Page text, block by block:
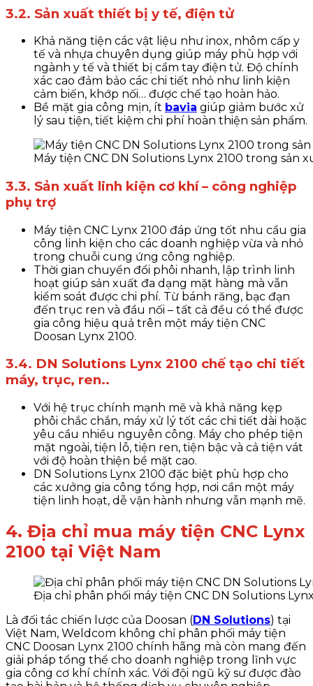
3.2. Sản xuất thiết bị y tế, điện tử
Khả năng tiện các vật liệu như inox, nhôm cấp y
tế và nhựa chuyên dụng giúp máy phù hợp với
ngành y tế và thiết bị cầm tay điện tử. Độ chính
xác cao đảm bảo các chi tiết nhỏ như linh kiện
cảm biến, khớp nối… được chế tạo hoàn hảo.
Bề mặt gia công mịn, ít bavia giúp giảm bước xử
lý sau tiện, tiết kiệm chi phí hoàn thiện sản phẩm.
Máy tiện CNC DN Solutions Lynx 2100 trong sản
3.3. Sản xuất linh kiện cơ khí – công nghiệp
phụ trợ
Máy tiện CNC Lynx 2100 đáp ứng tốt nhu cầu gia
công linh kiện cho các doanh nghiệp vừa và nhỏ
trong chuỗi cung ứng công nghiệp.
Thời gian chuyển đổi phôi nhanh, lập trình linh
hoạt giúp sản xuất đa dạng mặt hàng mà vẫn
kiểm soát được chi phí. Từ bánh răng, bạc đạn
đến trục ren và đầu nối – tất cả đều có thể được
gia công hiệu quả trên một máy tiện CNC
Doosan Lynx 2100.
3.4. DN Solutions Lynx 2100 chế tạo chi tiết
máy, trục, ren..
Với hệ trục chính mạnh mẽ và khả năng kẹp
phôi chắc chắn, máy xử lý tốt các chi tiết dài hoặc
yêu cầu nhiều nguyên công. Máy cho phép tiện
mặt ngoài, tiện lỗ, tiện ren, tiện bậc và cả tiện vát
với độ hoàn thiện bề mặt cao.
DN Solutions Lynx 2100 đặc biệt phù hợp cho
các xưởng gia công tổng hợp, nơi cần một máy
tiện linh hoạt, dễ vận hành nhưng vẫn mạnh mẽ.
4. Địa chỉ mua máy tiện CNC Lynx
2100 tại Việt Nam
Địa chỉ phân phối máy tiện CNC DN Solutions
Là đối tác chiến lược của Doosan (DN Solutions) tại
Việt Nam, Weldcom không chỉ phân phối máy tiện
CNC Doosan Lynx 2100 chính hãng mà còn mang đến
giải pháp tổng thể cho doanh nghiệp trong lĩnh vực
gia công cơ khí chính xác. Với đội ngũ kỹ sư được đào